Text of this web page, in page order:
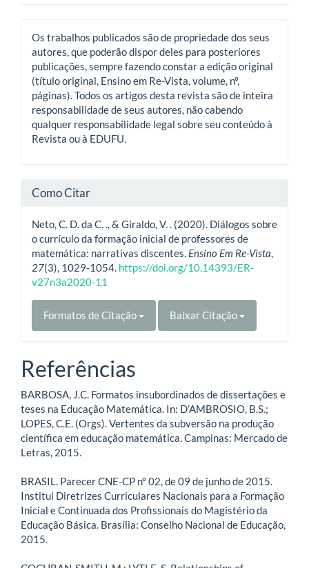
Os trabalhos publicados são de propriedade dos seus
autores, que poderão dispor deles para posteriores
publicações, sempre fazendo constar a edição original
(título original, Ensino em Re-Vista, volume, nº,
páginas). Todos os artigos desta revista são de inteira
responsabilidade de seus autores, não cabendo
qualquer responsabilidade legal sobre seu conteúdo à
Revista ou à EDUFU.
Como Citar
Neto, C. D. da C. ., & Giraldo, V. . (2020). Diálogos sobre
o currículo da formação inicial de professores de
matemática: narrativas discentes. Ensino Em Re-Vista
27(3), 1029-1054. https://doi.org/10.14393/ER-
v27n3a2020-11
Formatos de Citação Baixar Citação
Referências
BARBOSA, J.C. Formatos insubordinados de dissertações e
teses na Educação Matemática. In: D’AMBROSIO, B.S.;
LOPES, C.E. (Orgs). Vertentes da subversão na produção
científica em educação matemática. Campinas: Mercado de
Letras, 2015.
BRASIL. Parecer CNE-CP nº 02, de 09 de junho de 2015.
Institui Diretrizes Curriculares Nacionais para a Formação
Inicial e Continuada dos Profissionais do Magistério da
Educação Básica. Brasília: Conselho Nacional de Educação,
2015.